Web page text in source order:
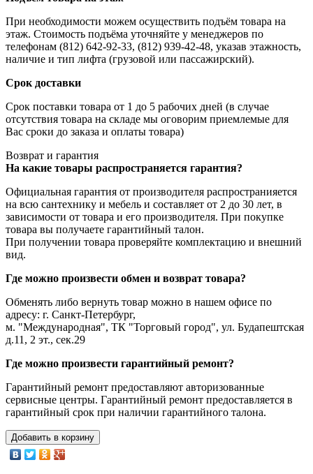
При необходимости можем осуществить подъём товара на
этаж. Стоимость подъёма уточняйте у менеджеров по
телефонам (812) 642-92-33, (812) 939-42-48, указав этажность,
наличие и тип лифта (грузовой или пассажирский).
Срок доставки
Срок поставки товара от 1 до 5 рабочих дней (в случае
отсутствия товара на складе мы оговорим приемлемые для
Вас сроки до заказа и оплаты товара)
Возврат и гарантия
На какие товары распространяется гарантия?
Официальная гарантия от производителя распространияется
на всю сантехнику и мебель и составляет от 2 до 30 лет, в
зависимости от товара и его производителя. При покупке
товара вы получаете гарантийный талон.
При получении товара проверяйте комплектацию и внешний
вид.
Где можно произвести обмен и возврат товара?
Обменять либо вернуть товар можно в нашем офисе по
адресу: г. Санкт-Петербург,
м. "Международная", ТК "Торговый город", ул. Будапештская
д.11, 2 эт., сек.29
Где можно произвести гарантийный ремонт?
Гарантийный ремонт предоставляют авторизованные
сервисные центры. Гарантийный ремонт предоставляется в
гарантийный срок при наличии гарантийного талона.
Добавить в корзину